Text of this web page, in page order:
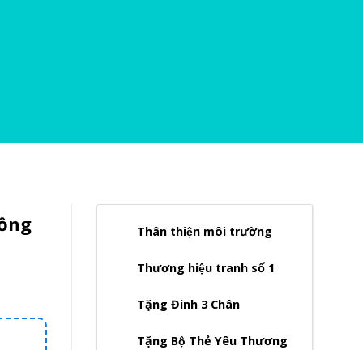
Thân thiện môi trường
Thương hiệu tranh số 1
Tặng Đinh 3 Chân
Tặng Bộ Thẻ Yêu Thương